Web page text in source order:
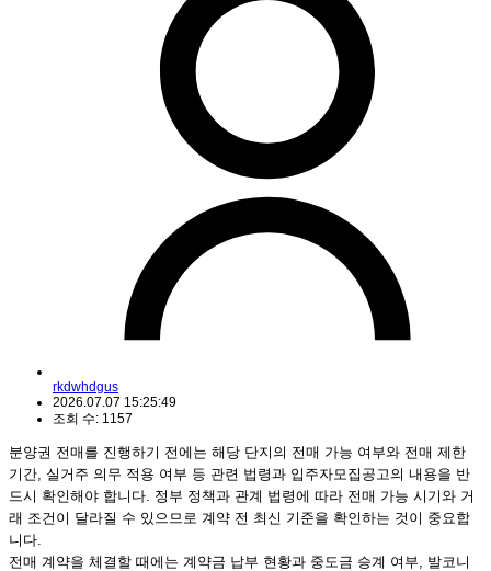
rkdwhdgus
2026.07.07 15:25:49
조회 수: 1157
분양권 전매를 진행하기 전에는 해당 단지의 전매 가능 여부와 전매 제한
기간, 실거주 의무 적용 여부 등 관련 법령과 입주자모집공고의 내용을 반
드시 확인해야 합니다. 정부 정책과 관계 법령에 따라 전매 가능 시기와 거
래 조건이 달라질 수 있으므로 계약 전 최신 기준을 확인하는 것이 중요합
니다.
전매 계약을 체결할 때에는 계약금 납부 현황과 중도금 승계 여부, 발코니